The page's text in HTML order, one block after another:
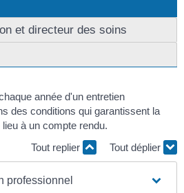
et directeur des soins
année d'un entretien
des conditions qui garantissent la
à un compte rendu.
Tout replier
Tout déplier
professionnel